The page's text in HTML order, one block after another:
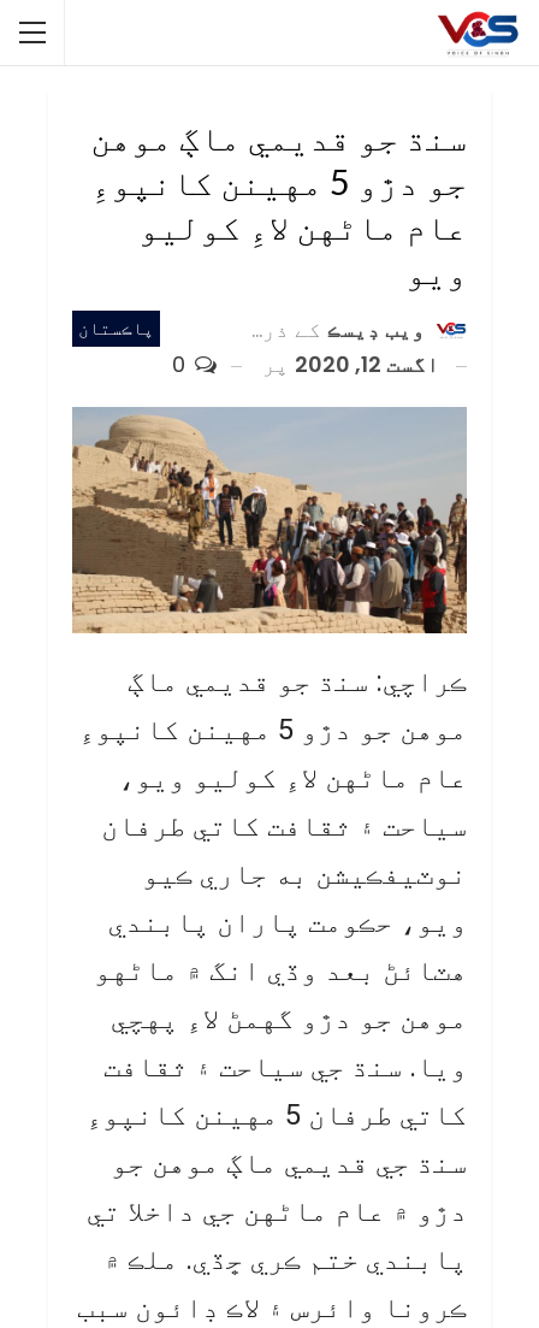
سنڌ جو قديمي ماڳ موهن
جو دڙو 5 مهينن کانپوءِ
عام ماڻهن لاءِ کوليو
ويو
پاڪستان ويب ڊيسڪ کے ذریعہ
اگست 12, 2020
پر
ڪراچي: سنڌ جو قديمي ماڳ
موهن جو دڙو 5 مهينن کانپوءِ
عام ماڻهن لاءِ کوليو ويو،
سياحت ۽ ثقافت کاتي طرفان
نوٽيفڪيشن به جاري ڪيو
ويو، حڪومت پاران پابندي
هٽائڻ بعد وڏي انگ ۾ ماڻهو
موهن جو دڙو گهمڻ لاءِ پهچي
ويا. سنڌ جي سياحت ۽ ثقافت
کاتي طرفان 5 مهينن کانپوءِ
سنڌ جي قديمي ماڳ موهن جو
دڙو ۾ عام ماڻهن جي داخلا تي
پابندي ختم ڪري ڇڏي. ملڪ ۾
ڪرونا وائرس ۽ لاڪ ڊائون سبب